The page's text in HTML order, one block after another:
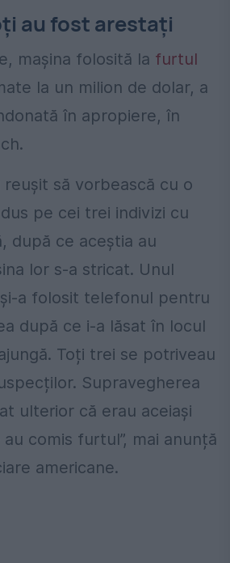
au fost arestați
mașina folosită la furtul
la un milion de dolar, a
în apropiere, în
reușit să vorbească cu o
pe cei trei indivizi cu
după ce aceștia au
lor s-a stricat. Unul
a folosit telefonul pentru
după ce i-a lăsat în locul
Toți trei se potriveau
Supravegherea
ulterior că erau aceiași
comis furtul”, mai anunță
americane.